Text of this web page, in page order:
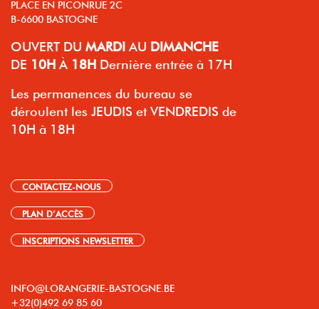
PLACE EN PICONRUE 2C
B-6600 BASTOGNE
OUVERT DU MARDI AU DIMANCHE
DE 10H À 18H Dernière entrée à 17H
Les permanences du bureau se
déroulent les JEUDIS et VENDREDIS de
10H à 18H
CONTACTEZ-NOUS
PLAN D’ACCÈS
INSCRIPTIONS NEWSLETTER
INFO@LORANGERIE-BASTOGNE.BE
+32(0)492 69 85 60